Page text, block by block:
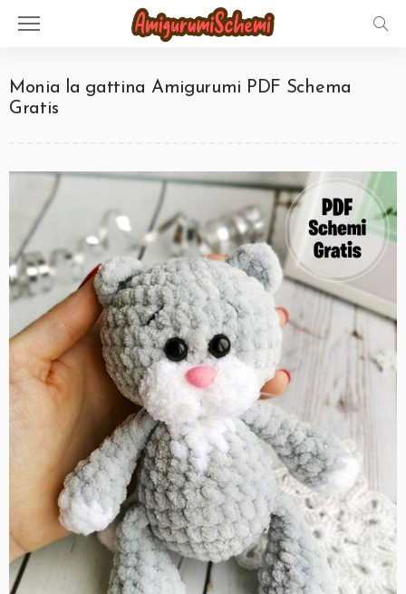
Monia la gattina Amigurumi PDF Schema
Gratis